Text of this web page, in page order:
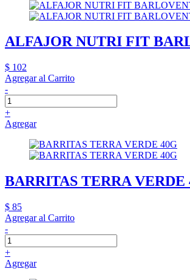
ALFAJOR NUTRI FIT
$ 102
Agregar al Carrito
-
+
Agregar
BARRITAS TERRA VERDE
$ 85
Agregar al Carrito
-
+
Agregar